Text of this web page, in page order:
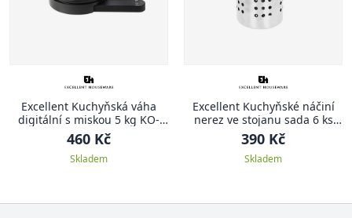
Excellent Kuchyňská váha
digitální s miskou 5 kg KO-
103100060
460 Kč
Skladem
Excellent Kuchyňské náčiní
nerez ve stojanu sada 6 ks
KO-A12210040
390 Kč
Skladem